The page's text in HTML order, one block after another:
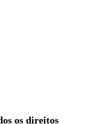
os direitos